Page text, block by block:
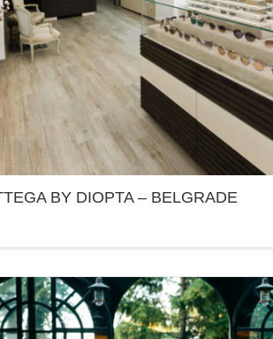
BOTTEGA BY DIOPTA – BELGRADE
BY DIOPTA – BELGRADE